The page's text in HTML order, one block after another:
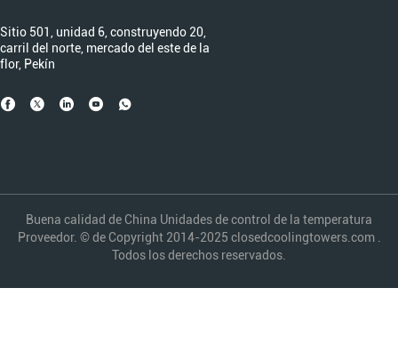
Sitio 501, unidad 6, construyendo 20,
carril del norte, mercado del este de la
flor, Pekín
Buena calidad de China Unidades de control de la temperatura
Proveedor. © de Copyright 2014-2025 closedcoolingtowers.com .
Todos los derechos reservados.